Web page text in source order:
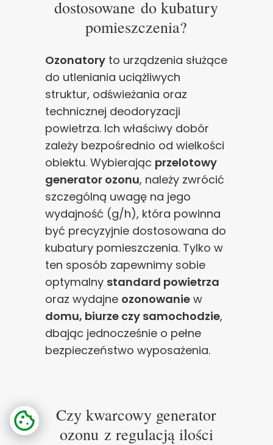
dostosowane do kubatury
pomieszczenia?
Ozonatory to urządzenia służące
do utleniania uciążliwych
struktur, odświeżania oraz
technicznej deodoryzacji
powietrza. Ich właściwy dobór
zależy bezpośrednio od wielkości
obiektu. Wybierając przelotowy
generator ozonu, należy zwrócić
szczególną uwagę na jego
wydajność (g/h), która powinna
być precyzyjnie dostosowana do
kubatury pomieszczenia. Tylko w
ten sposób zapewnimy sobie
optymalny standard powietrza
oraz wydajne ozonowanie w
domu, biurze czy samochodzie,
dbając jednocześnie o pełne
bezpieczeństwo wyposażenia.
Czy kwarcowy generator
ozonu z regulacją ilości